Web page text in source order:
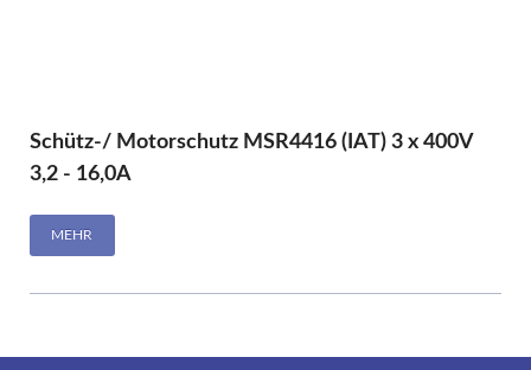
Schütz-/ Motorschutz MSR4416 (IAT) 3 x 400V
3,2 - 16,0A
MEHR